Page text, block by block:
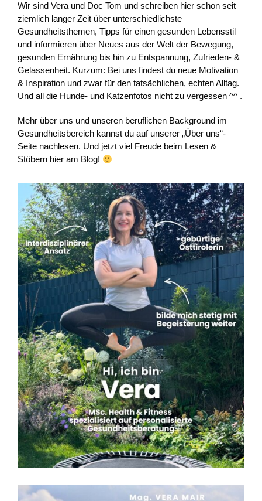
Wir sind Vera und Doc Tom und schreiben hier schon seit
ziemlich langer Zeit über unterschiedlichste
Gesundheitsthemen, Tipps für einen gesunden Lebensstil
und informieren über Neues aus der Welt der Bewegung,
gesunden Ernährung bis hin zu Entspannung, Zufrieden- &
Gelassenheit. Kurzum: Bei uns findest du neue Motivation
& Inspiration und zwar für den tatsächlichen, echten Alltag.
Und all die Hunde- und Katzenfotos nicht zu vergessen ^^ .
Mehr über uns und unseren beruflichen Background im
Gesundheitsbereich kannst du auf unserer „Über uns“-
Seite nachlesen. Und jetzt viel Freude beim Lesen &
Stöbern hier am Blog!